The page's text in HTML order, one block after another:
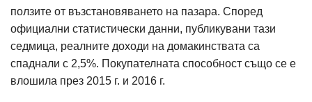
ползите от възстановяването на пазара. Според
официални статистически данни, публикувани тази
седмица, реалните доходи на домакинствата са
спаднали с 2,5%. Покупателната способност също се е
влошила през 2015 г. и 2016 г.